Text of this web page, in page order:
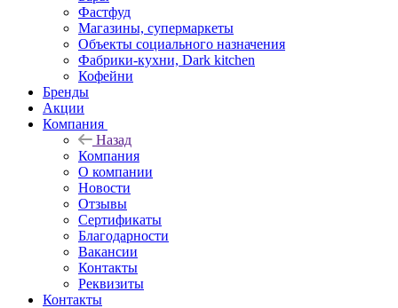
Фастфуд
Магазины, супермаркеты
Объекты социального назначения
Фабрики-кухни, Dark kitchen
Кофейни
Бренды
Акции
Компания
Назад
Компания
О компании
Новости
Отзывы
Сертификаты
Благодарности
Вакансии
Контакты
Реквизиты
Контакты